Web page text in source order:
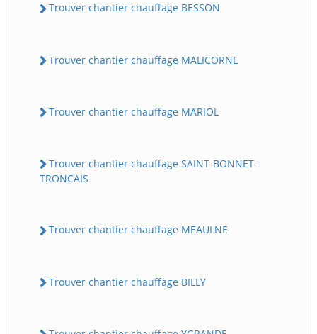
Trouver chantier chauffage BESSON
Trouver chantier chauffage MALICORNE
Trouver chantier chauffage MARIOL
Trouver chantier chauffage SAINT-BONNET-
TRONCAIS
Trouver chantier chauffage MEAULNE
Trouver chantier chauffage BILLY